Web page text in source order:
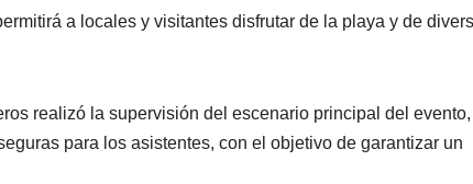
a locales y visitantes disfrutar de la playa y de
realizó la supervisión del escenario principal del evento,
para los asistentes, con el objetivo de garantizar un